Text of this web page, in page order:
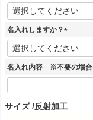
(
必
須
名入れしますか？
(
必
須
名入れ内容 ※不要の場合
サイズ 反射加工